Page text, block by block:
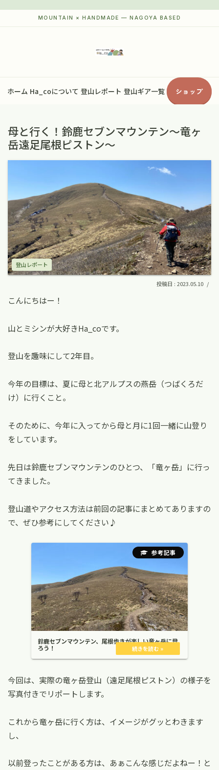
ホーム Ha_coについて 登山レポート 登山ギア一覧 ショップ
母と行く！鈴鹿セブンマウンテン〜竜ヶ
岳遠足尾根ピストン〜
登山レポート
2023.05.10
こんにちはー！
山とミシンが大好きHa_coです。
登山を趣味にして2年目。
今年の目標は、夏に母と北アルプスの燕岳（つばくろだ
け）に行くこと。
そのために、今年に入ってから母と月に1回一緒に山登り
をしています。
先日は鈴鹿セブンマウンテンのひとつ、「竜ヶ岳」に行っ
てきました。
登山道やアクセス方法は前回の記事にまとめてありますの
で、ぜひ参考にしてください♪
鈴鹿セブンマウンテン、尾根歩きが楽しい竜ヶ岳に登
ろう！
今回は、実際の竜ヶ岳登山（遠足尾根ピストン）の様子を
写真付きでリポートします。
これから竜ヶ岳に行く方は、イメージがグッとわきます
し、
以前登ったことがある方は、あぁこんな感じだよねー！と